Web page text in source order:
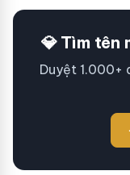
💎 Tìm tên
Duyệt 1.000+